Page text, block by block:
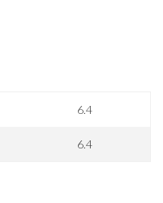
6.4
6.4